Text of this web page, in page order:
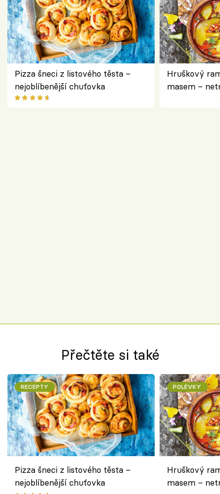
Pizza šneci z listového těsta –
nejoblíbenější chuťovka
Hruškový
masem –
Přečtěte si také
RECEPTY
Pizza šneci z listového těsta –
nejoblíbenější chuťovka
POLÉVKY
Hruškový
masem –